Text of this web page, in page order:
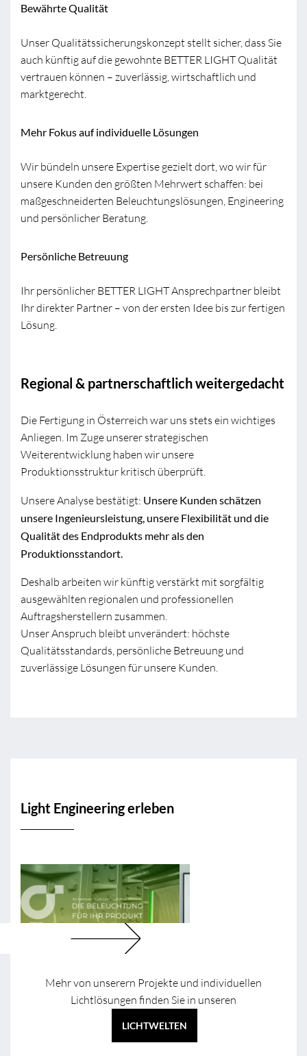
Bewährte Qualität
Unser Qualitätssicherungskonzept stellt sicher, dass Sie
auch künftig auf die gewohnte BETTER LIGHT Qualität
vertrauen können – zuverlässig, wirtschaftlich und
marktgerecht.
Mehr Fokus auf individuelle Lösungen
Wir bündeln unsere Expertise gezielt dort, wo wir für
unsere Kunden den größten Mehrwert schaffen: bei
maßgeschneiderten Beleuchtungslösungen, Engineering
und persönlicher Beratung.
Persönliche Betreuung
Ihr persönlicher BETTER LIGHT Ansprechpartner bleibt
Ihr direkter Partner – von der ersten Idee bis zur fertigen
Lösung.
Regional & partnerschaftlich weitergedacht
Die Fertigung in Österreich war uns stets ein wichtiges
Anliegen. Im Zuge unserer strategischen
Weiterentwicklung haben wir unsere
Produktionsstruktur kritisch überprüft.
Unsere Analyse bestätigt: Unsere Kunden schätzen
unsere Ingenieursleistung, unsere Flexibilität und die
Qualität des Endprodukts mehr als den
Produktionsstandort.
Deshalb arbeiten wir künftig verstärkt mit sorgfältig
ausgewählten regionalen und professionellen
Auftragsherstellern zusammen.
Unser Anspruch bleibt unverändert: höchste
Qualitätsstandards, persönliche Betreuung und
zuverlässige Lösungen für unsere Kunden.
Light Engineering erleben
Mehr von unserern Projekte und individuellen
Lichtlösungen finden Sie in unseren
LICHTWELTEN